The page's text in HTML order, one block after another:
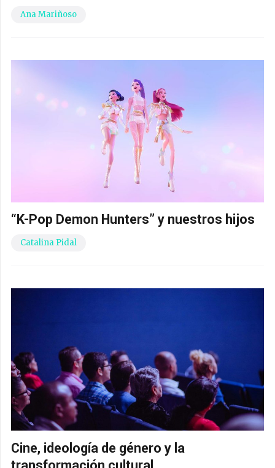
Ana Mariñoso
“K-Pop Demon Hunters” y nuestros hijos
Catalina Pidal
Cine, ideología de género y la
transformación cultural